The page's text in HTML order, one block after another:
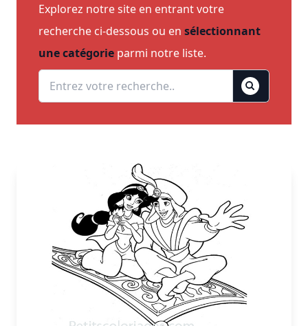
Explorez notre site en entrant votre
recherche ci-dessous ou en sélectionnant
une catégorie parmi notre liste.